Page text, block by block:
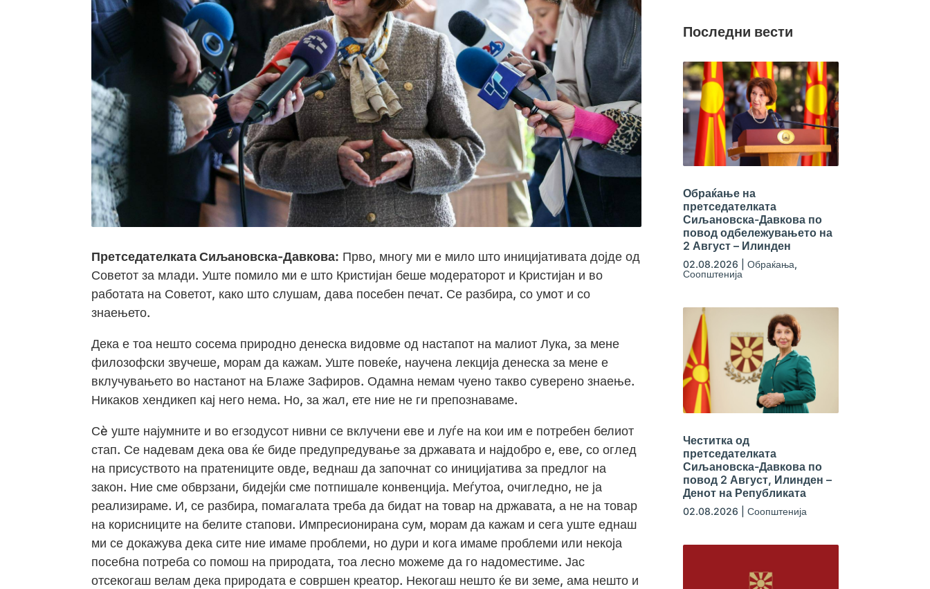
Претседателката Сиљановска-Давкова: Прво, многу ми е мило што иницијативата дојде од
Советот за млади. Уште помило ми е што Кристијан беше модераторот и Кристијан и во
работата на Советот, како што слушам, дава посебен печат. Се разбира, со умот и со
знаењето.
Дека е тоа нешто сосема природно денеска видовме од настапот на малиот Лука, за мене
филозофски звучеше, морам да кажам. Уште повеќе, научена лекција денеска за мене е
вклучувањето во настанот на Блаже Зафиров. Одамна немам чуено такво суверено знаење.
Никаков хендикеп кај него нема. Но, за жал, ете ние не ги препознаваме.
Сè уште најумните и во егзодусот нивни се вклучени еве и луѓе на кои им е потребен белиот
стап. Се надевам дека ова ќе биде предупредување за државата и најдобро е, еве, со оглед
на присуството на пратениците овде, веднаш да започнат со иницијатива за предлог на
закон. Ние сме обврзани, бидејќи сме потпишале конвенција. Меѓутоа, очигледно, не ја
реализираме. И, се разбира, помагалата треба да бидат на товар на државата, а не на товар
на корисниците на белите стапови. Импресионирана сум, морам да кажам и сега уште еднаш
ми се докажува дека сите ние имаме проблеми, но дури и кога имаме проблеми или некоја
посебна потреба со помош на природата, тоа лесно можеме да го надоместиме. Јас
отсекогаш велам дека природата е совршен креатор. Некогаш нешто ќе ви земе, ама нешто и
Последни вести
Обраќање на
претседателката
Сиљановска-Давкова по
повод одбележувањето на
2 Август – Илинден
02.08.2026 Обраќања,
Соопштенија
Честитка од
претседателката
Сиљановска-Давкова по
повод 2 Август, Илинден –
Денот на Републиката
02.08.2026 Соопштенија